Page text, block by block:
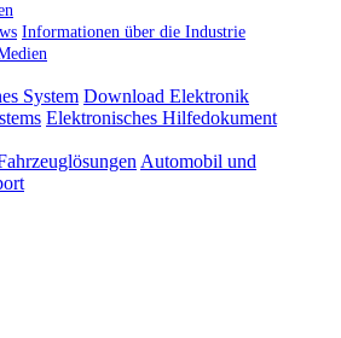
Informationen über die Industrie
System Download Elektronik
Elektronisches Hilfedokument
Automobil und